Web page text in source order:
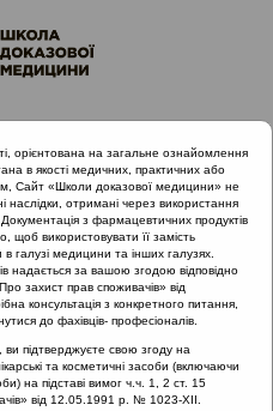
АБ терапія (Дніпро,
діагнозу
орієнтована на загальне ознайомлення
в якості медичних, практичних або
Сайт «Школи доказової медицини» не
наслідки, отримані через використання
з фармацевтичних продуктів
використовувати її замість
в галузі медицини та інших галузях.
надається за вашою згодою відповідно
захист прав споживачів» від
консультація з конкретного питання,
до фахівців- професіоналів.
підтверджуєте свою згоду на
та косметичні засоби (включаючи
на підставі вимог ч.ч. 1, 2 ст. 15
від 12.05.1991 р. № 1023-XII.